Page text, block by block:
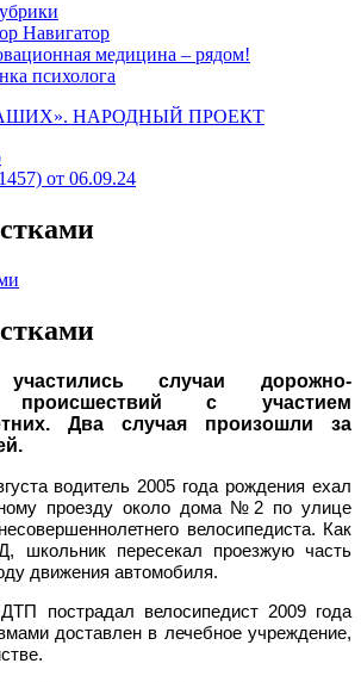
Навигатор
медицина – рядом!
психолога
НАРОДНЫЙ ПРОЕКТ
от 06.09.24
случаи дорожно-
происшествий с участием
Два случая произошли за
водитель 2005 года рождения ехал
проезду около дома №2 по улице
велосипедиста. Как
школьник пересекал проезжую часть
движения автомобиля.
пострадал велосипедист 2009 года
доставлен в лечебное учреждение,